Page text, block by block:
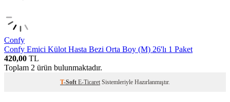
Confy
Confy Emici Külot Hasta Bezi Orta Boy (M) 26'lı 1 Paket
420,00 TL
Toplam 2 ürün bulunmaktadır.
T-Soft E-Ticaret Sistemleriyle Hazırlanmıştır.